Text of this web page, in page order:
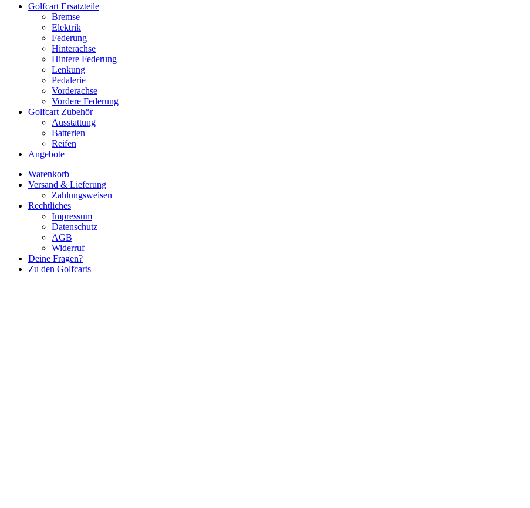
Golfcart Ersatzteile
Bremse
Elektrik
Federung
Hinterachse
Hintere Federung
Lenkung
Pedalerie
Vorderachse
Vordere Federung
Golfcart Zubehör
Ausstattung
Batterien
Reifen
Angebote
Warenkorb
Versand & Lieferung
Zahlungsweisen
Rechtliches
Impressum
Datenschutz
AGB
Widerruf
Deine Fragen?
Zu den Golfcarts